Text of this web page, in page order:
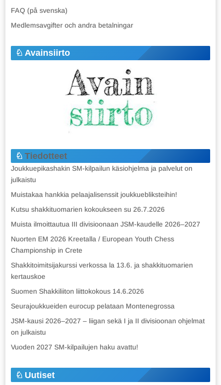
FAQ (på svenska)
Medlemsavgifter och andra betalningar
Avainsiirto
Tiedotteet
Joukkuepikashakin SM-kilpailun käsiohjelma ja palvelut on
julkaistu
Muistakaa hankkia pelaajalisenssit joukkuebliksteihin!
Kutsu shakkituomarien kokoukseen su 26.7.2026
Muista ilmoittautua III divisioonaan JSM-kaudelle 2026–2027
Nuorten EM 2026 Kreetalla / European Youth Chess
Championship in Crete
Shakkitoimitsijakurssi verkossa la 13.6. ja shakkituomarien
kertauskoe
Suomen Shakkiliiton liittokokous 14.6.2026
Seurajoukkueiden eurocup pelataan Montenegrossa
JSM-kausi 2026–2027 – liigan sekä I ja II divisioonan ohjelmat
on julkaistu
Vuoden 2027 SM-kilpailujen haku avattu!
Uutiset